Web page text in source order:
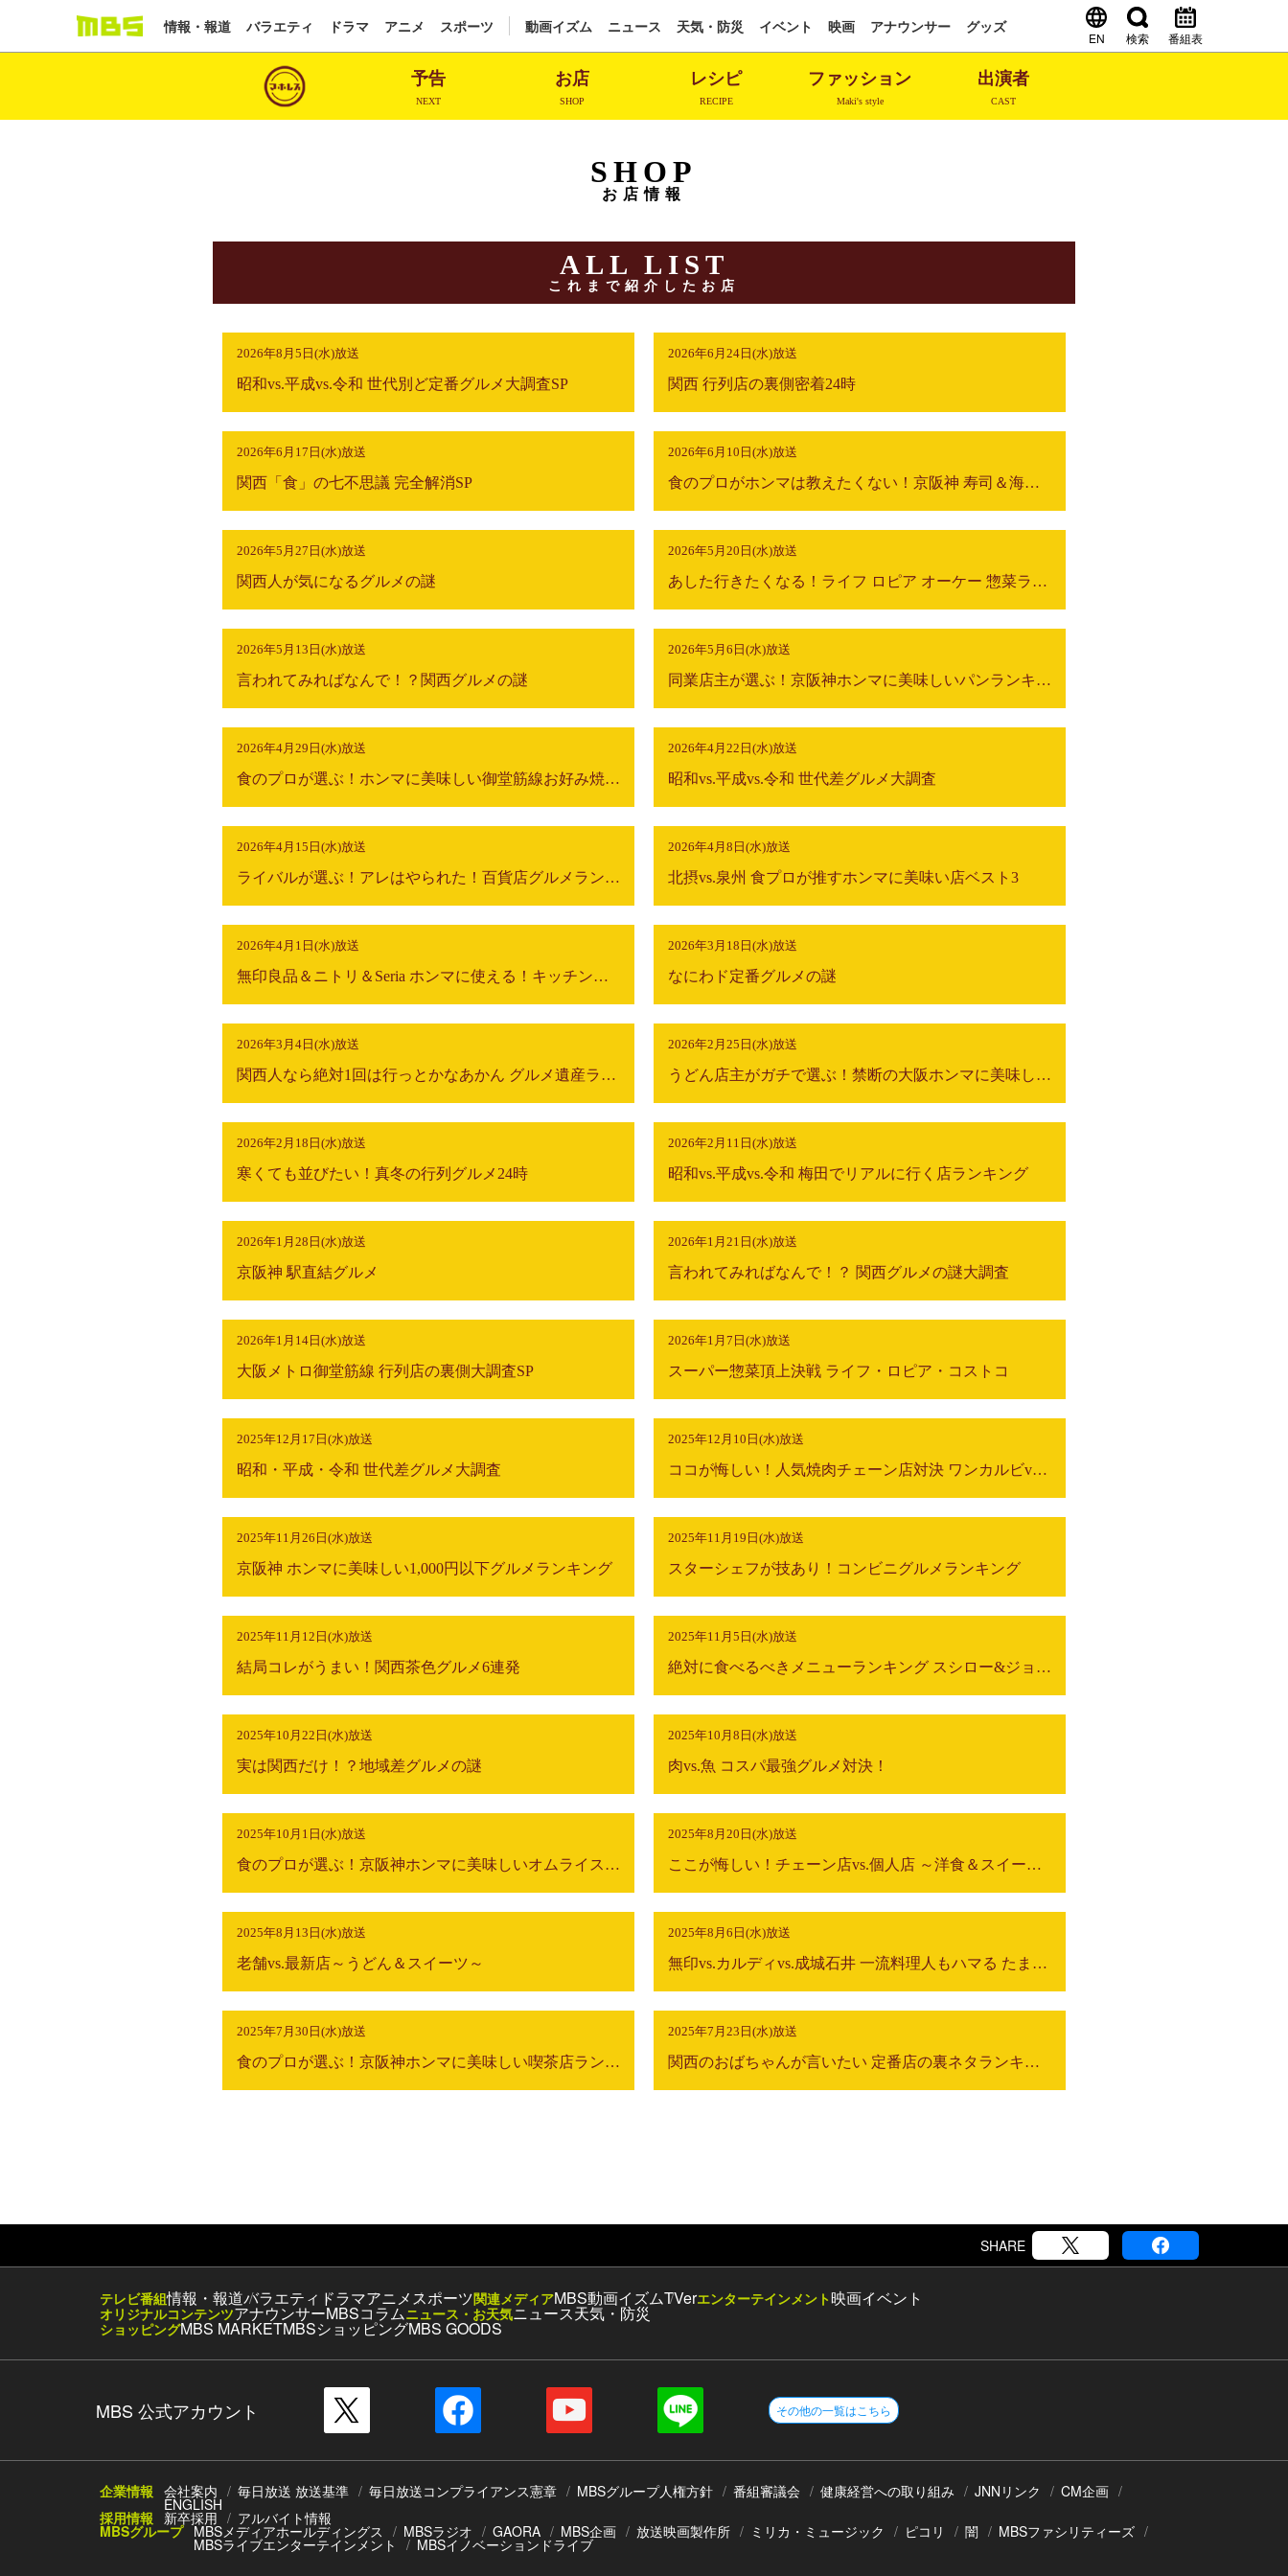
情報・報道 バラエティ ドラマ アニメ スポーツ 動画イズム ニュース 天気・防災 イベント 映画 アナウンサー グッズ
EN 検索 番組表
予告
NEXT
お店
SHOP
レシピ
RECIPE
ファッション
Maki's style
出演者
CAST
SHOP
お店情報
ALL LIST
これまで紹介したお店
2026年8月5日(水)放送
昭和vs.平成vs.令和 世代別ど定番グルメ大調査SP
2026年6月24日(水)放送
関西 行列店の裏側密着24時
2026年6月17日(水)放送
関西「食」の七不思議 完全解消SP
2026年6月10日(水)放送
食のプロがホンマは教えたくない！京阪神 寿司＆海鮮ランチ
2026年5月27日(水)放送
関西人が気になるグルメの謎
2026年5月20日(水)放送
あした行きたくなる！ライフ ロピア オーケー 惣菜ランキングBEST5
2026年5月13日(水)放送
言われてみればなんで！？関西グルメの謎
2026年5月6日(水)放送
同業店主が選ぶ！京阪神ホンマに美味しいパンランキング
2026年4月29日(水)放送
食のプロが選ぶ！ホンマに美味しい御堂筋線お好み焼きランキング
2026年4月22日(水)放送
昭和vs.平成vs.令和 世代差グルメ大調査
2026年4月15日(水)放送
ライバルが選ぶ！アレはやられた！百貨店グルメランキング
2026年4月8日(水)放送
北摂vs.泉州 食プロが推すホンマに美味い店ベスト3
2026年4月1日(水)放送
無印良品＆ニトリ＆Seria ホンマに使える！キッチングッズ決定戦
2026年3月18日(水)放送
なにわド定番グルメの謎
2026年3月4日(水)放送
関西人なら絶対1回は行っとかなあかん グルメ遺産ランキング
2026年2月25日(水)放送
うどん店主がガチで選ぶ！禁断の大阪ホンマに美味しいうどんランキング
2026年2月18日(水)放送
寒くても並びたい！真冬の行列グルメ24時
2026年2月11日(水)放送
昭和vs.平成vs.令和 梅田でリアルに行く店ランキング
2026年1月28日(水)放送
京阪神 駅直結グルメ
2026年1月21日(水)放送
言われてみればなんで！？ 関西グルメの謎大調査
2026年1月14日(水)放送
大阪メトロ御堂筋線 行列店の裏側大調査SP
2026年1月7日(水)放送
スーパー惣菜頂上決戦 ライフ・ロピア・コストコ
2025年12月17日(水)放送
昭和・平成・令和 世代差グルメ大調査
2025年12月10日(水)放送
ココが悔しい！人気焼肉チェーン店対決 ワンカルビvs.牛角
2025年11月26日(水)放送
京阪神 ホンマに美味しい1,000円以下グルメランキング
2025年11月19日(水)放送
スターシェフが技あり！コンビニグルメランキング
2025年11月12日(水)放送
結局コレがうまい！関西茶色グルメ6連発
2025年11月5日(水)放送
絶対に食べるべきメニューランキング スシロー&ジョリーパスタ
2025年10月22日(水)放送
実は関西だけ！？地域差グルメの謎
2025年10月8日(水)放送
肉vs.魚 コスパ最強グルメ対決！
2025年10月1日(水)放送
食のプロが選ぶ！京阪神ホンマに美味しいオムライスランキング
2025年8月20日(水)放送
ここが悔しい！チェーン店vs.個人店 ～洋食＆スイーツ～
2025年8月13日(水)放送
老舗vs.最新店～うどん＆スイーツ～
2025年8月6日(水)放送
無印vs.カルディvs.成城石井 一流料理人もハマる たまらん！グルメベスト5
2025年7月30日(水)放送
食のプロが選ぶ！京阪神ホンマに美味しい喫茶店ランキング
2025年7月23日(水)放送
関西のおばちゃんが言いたい 定番店の裏ネタランキング
SHARE
テレビ番組情報・報道バラエティ ドラマアニメスポーツ関連メディアMBS動画イズムTVerエンターテインメント映画イベント
オリジナルコンテンツアナウンサーMBSコラムニュース・お天気ニュース天気・防災
ショッピングMBS MARKETMBSショッピングMBS GOODS
MBS 公式アカウント その他の一覧はこちら
企業情報 会社案内 毎日放送 放送基準 毎日放送コンプライアンス憲章 MBSグループ人権方針 番組審議会 健康経営への取り組み JNNリンク CM企画
ENGLISH
採用情報 新卒採用 アルバイト情報
MBSグループ MBSメディアホールディングス MBSラジオ GAORA MBS企画 放送映画製作所 ミリカ・ミュージック ピコリ 闇 MBSファシリティーズ
MBSライブエンターテインメント
MBSイノベーションドライブ